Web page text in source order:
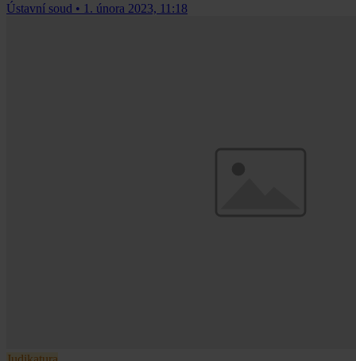
Ústavní soud • 1. února 2023, 11:18